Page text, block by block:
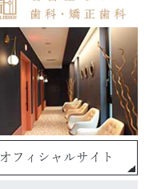
オフィシャルサイト